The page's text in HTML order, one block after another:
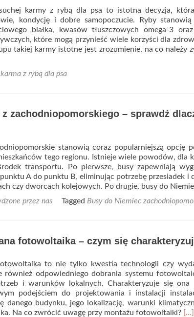
karmy z rybą dla psa to istotna decyzja,
kondycję i dobre samopoczucie. Ryby stanowią
białka, kwasów tłuszczowych omega-3
które mogą przynieść wiele korzyści dla
takiej karmy istotne jest zrozumienie, na co należy
z rybą dla psa
zachodniopomorskiego – sprawdź
stanowią coraz popularniejszą opcję
tego regionu. Istnieje wiele powodów, dla
transportu. Po pierwsze, busy zapewniają
A do punktu B, eliminując potrzebę przesiadek i
czy dworcach kolejowych. Po drugie, busy do
przez nas Tagged Busy do Niemiec
fotowoltaika – czym się
to nie tylko kwestia technologii czy
również odpowiedniego dobrania systemu
i warunków lokalnych. Charakteryzuje się ona
podejściem do projektowania i instalacji
danego budynku, jego lokalizację, warunki
Na co zwrócić uwagę przy montażu fotowoltaiki?
[…]